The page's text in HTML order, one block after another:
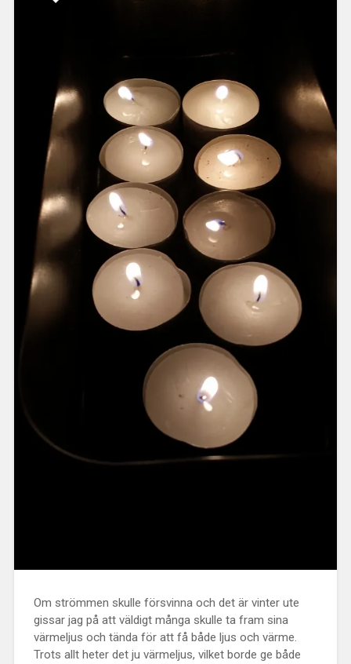
Om strömmen skulle försvinna och det är vinter ute
gissar jag på att väldigt många skulle ta fram sina
värmeljus och tända för att få både ljus och värme.
Trots allt heter det ju värmeljus, vilket borde ge både